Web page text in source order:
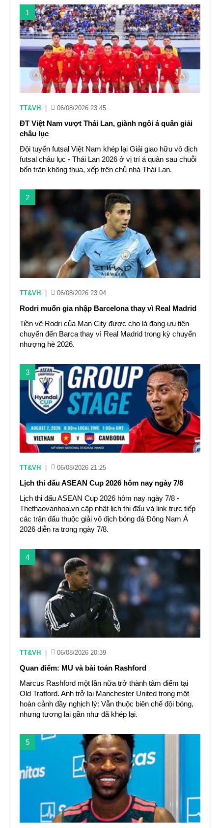
1
TT&VH 06/08/2026 23:45
ĐT Việt Nam vượt Thái Lan, giành ngôi á quân giải
châu lục
Đội tuyển futsal Việt Nam khép lại Giải giao hữu vô địch
futsal châu lục - Thái Lan 2026 ở vị trí á quân sau chuỗi
bốn trận không thua, xếp trên chủ nhà Thái Lan.
2
TT&VH 06/08/2026 23:04
Rodri muốn gia nhập Barcelona thay vì Real Madrid
Tiền vệ Rodri của Man City được cho là đang ưu tiên
chuyển đến Barca thay vì Real Madrid trong kỳ chuyển
nhượng hè 2026.
3
TT&VH 06/08/2026 21:25
Lịch thi đấu ASEAN Cup 2026 hôm nay ngày 7/8
Lịch thi đấu ASEAN Cup 2026 hôm nay ngày 7/8 -
Thethaovanhoa.vn cập nhật lịch thi đấu và link trực tiếp
các trận đấu thuộc giải vô địch bóng đá Đông Nam Á
2026 diễn ra trong ngày 7/8.
4
TT&VH 06/08/2026 20:39
Quan điểm: MU và bài toán Rashford
Marcus Rashford một lần nữa trở thành tâm điểm tại
Old Trafford. Anh trở lại Manchester United trong một
hoàn cảnh đầy nghịch lý: Vẫn thuộc biên chế đội bóng,
nhưng tương lai gần như đã khép lại.
5